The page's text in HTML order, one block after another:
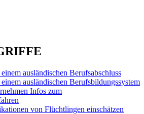
ausländischen Berufsabschluss
ausländischen Berufsbildungssystem
Infos zum
von Flüchtlingen einschätzen